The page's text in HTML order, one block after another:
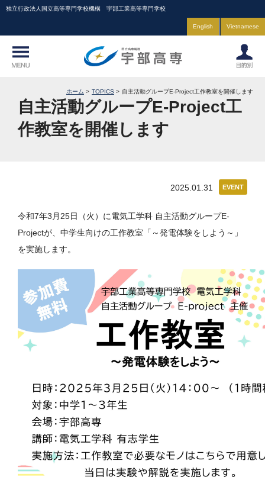
独立行政法人国立高等専門学校機構 宇部工業高等専門学校
English Vietnamese
ホーム TOPICS 自主活動グループE-Project工作教室を開催します
自主活動グループE-Project工
作教室を開催します
EVENT
2025.01.31
令和7年3月25日（火）に電気工学科 自主活動グループE-
Projectが、中学生向けの工作教室「～発電体験をしよう～」
を実施します。